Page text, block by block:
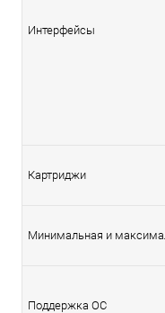
Интерфейсы
Картриджи
Минимальная и
Поддержка ОС